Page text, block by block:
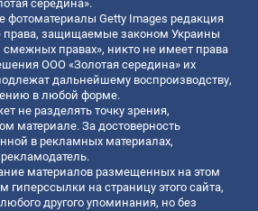
середина».
фотоматериалы Getty Images редакция
защищаемые законом Украины
смежных правах», никто не имеет права
ООО «Золотая середина» их
дальнейшему воспроизводству,
в любой форме.
не разделять точку зрения,
материале. За достоверность
в рекламных материалах,
материалов размещенных на этом
гиперссылки на страницу этого сайта,
другого упоминания, но без